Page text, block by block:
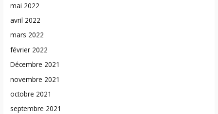
mai 2022
avril 2022
mars 2022
février 2022
Décembre 2021
novembre 2021
octobre 2021
septembre 2021